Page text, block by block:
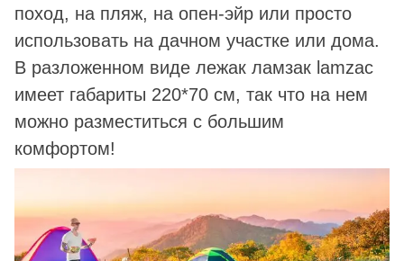
поход, на пляж, на опен-эйр или просто
использовать на дачном участке или дома.
В разложенном виде лежак ламзак lamzac
имеет габариты 220*70 см, так что на нем
можно разместиться с большим
комфортом!